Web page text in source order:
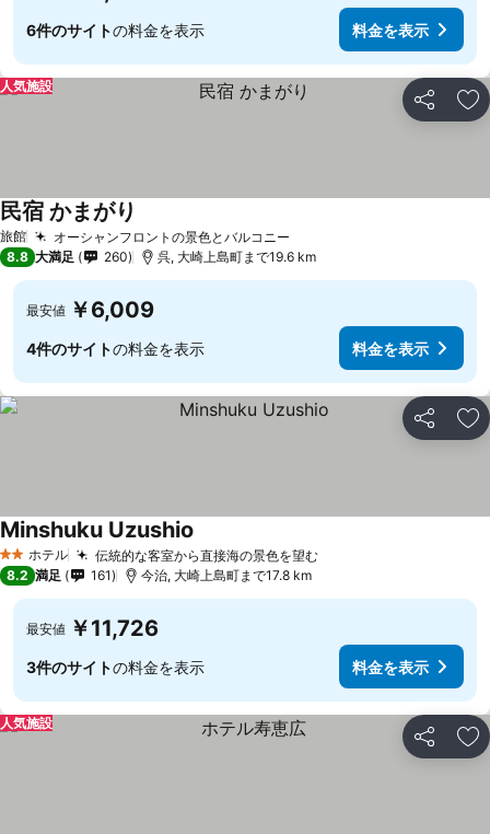
6件のサイトの料金を表示 料金を表示
シェア お
人気施設
旅館 オーシャンフロントの景色とバルコニー
民宿 かまがり
8.8 大満足 260 呉, 大崎上島町まで19.6 km
最安値 ￥6,009
4件のサイトの料金を表示 料金を表示
シェア お
2 ホテルのランク
ホテル 伝統的な客室から直接海の景色を望む料金を表示
Minshuku Uzushio
8.2 満足 161 今治, 大崎上島町まで17.8 km
最安値 ￥11,726
3件のサイトの料金を表示 料金を表示
シェア お
人気施設